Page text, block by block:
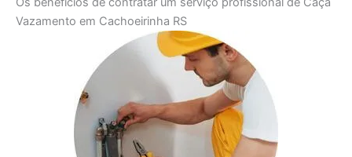
Vazamento em Cachoeirinha RS